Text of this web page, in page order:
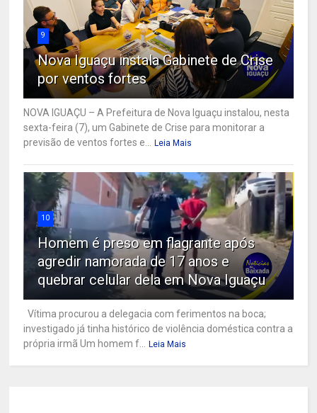
9
Nova Iguaçu instala Gabinete de Crise
por ventos fortes
NOVA IGUAÇU – A Prefeitura de Nova Iguaçu instalou, nesta
sexta-feira (7), um Gabinete de Crise para monitorar a
previsão de ventos fortes e...
Leia Mais
10
Homem é preso em flagrante após
agredir namorada de 17 anos e
quebrar celular dela em Nova Iguaçu
Vítima procurou a delegacia com ferimentos na boca;
investigado já tinha histórico de violência doméstica contra a
própria irmã Um homem f...
Leia Mais